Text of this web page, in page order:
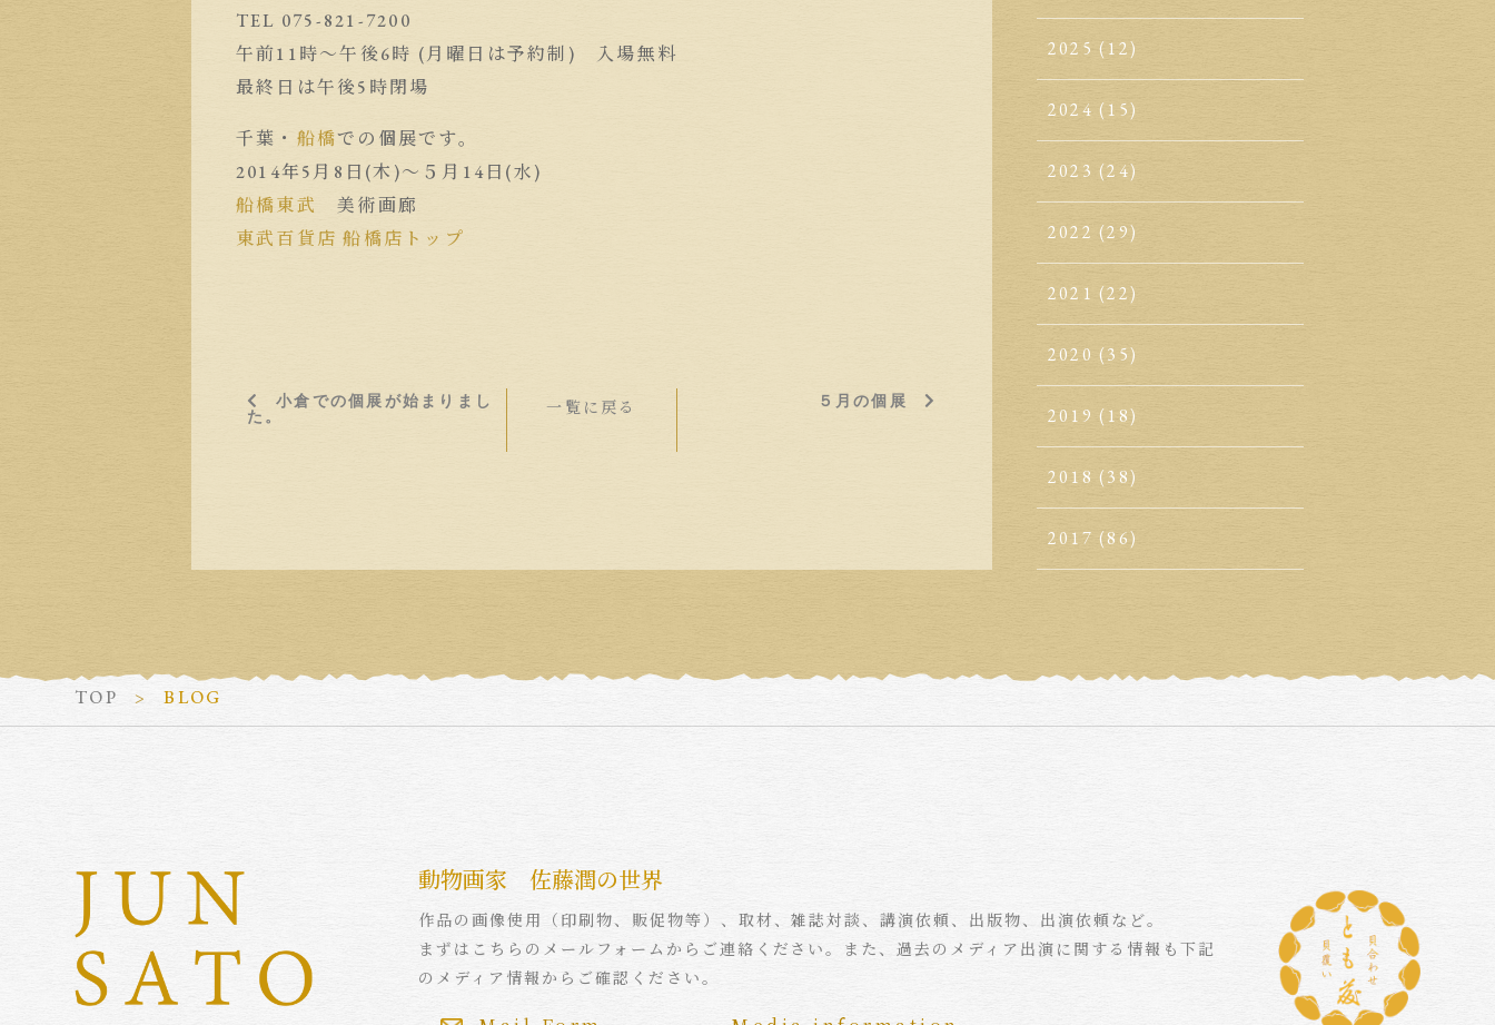
TEL 075-821-7200
午前11時〜午後6時 (月曜日は予約制) 入場無料
最終日は午後5時閉場
千葉・ 船橋での個展です。
2014年5月8日(木)〜５月14日(水)
船橋東武
美術画廊
東武百貨店 船橋店トップ
小倉での個展が始まりまし
た。
一覧に戻る ５月の個展
2025 (12)
2024 (15)
2023 (24)
2022 (29)
2021 (22)
2020 (35)
2019 (18)
2018 (38)
2017 (86)
TOP BLOG
動物画家 佐藤潤の世界
作品の画像使用（印刷物、販促物等）、取材、雑誌対談、講演依頼、出版物、出演依頼など。
まずはこちらのメールフォームからご連絡ください。また、過去のメディア出演に関する情報も下記
のメディア情報からご確認ください。